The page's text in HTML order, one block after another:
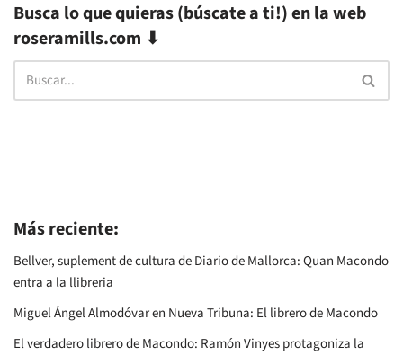
Busca lo que quieras (búscate a ti!) en la web
roseramills.com ⬇
Más reciente:
Bellver, suplement de cultura de Diario de Mallorca: Quan Macondo
entra a la llibreria
Miguel Ángel Almodóvar en Nueva Tribuna: El librero de Macondo
El verdadero librero de Macondo: Ramón Vinyes protagoniza la